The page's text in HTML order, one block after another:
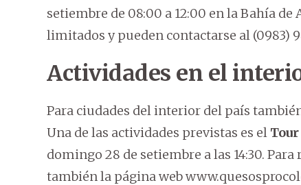
setiembre de 08:00 a 12:00 en la Bahía
limitados y pueden contactarse al (0983)
Actividades en el
Para ciudades del interior del país
Una de las actividades previstas es el
domingo 28 de setiembre a las 14:30.
también la página web